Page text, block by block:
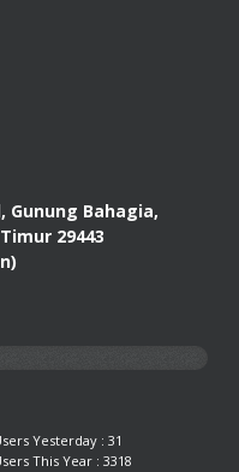
Gunung Bahagia,
29443
Yesterday : 31
This Year : 3318